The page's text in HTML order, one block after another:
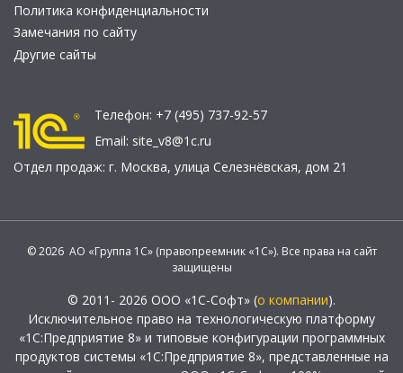
Политика конфиденциальности
Замечания по сайту
Другие сайты
Телефон: +7 (495) 737-92-57
Email: site_v8@1c.ru
Отдел продаж: г. Москва, улица Селезнёвская, дом 21
© 2026 АО «Группа 1С» (правопреемник «1С»). Все права на сайт
защищены
© 2011- 2026 ООО «1С-Софт» (о компании).
Исключительное право на технологическую платформу
«1С:Предприятие 8» и типовые конфигурации программных
продуктов системы «1С:Предприятие 8», представленные на